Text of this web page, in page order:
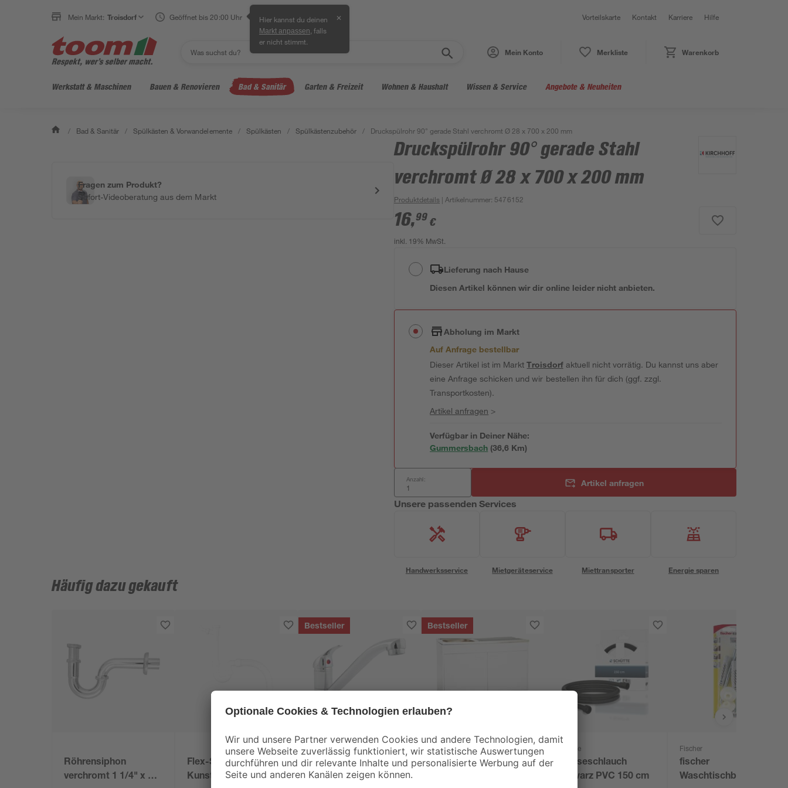
Mein Markt: Troisdorf Geöffnet bis 20:00 Uhr Hier kannst du deinen
Markt anpassen , falls
er nicht stimmt.
✕ Vorteilskarte Kontakt Karriere Hilfe
Mein Konto Merkliste Warenkorb
Werkstatt & Maschinen Bauen & Renovieren Bad & Sanitär Garten & Freizeit Wohnen & Haushalt Wissen & Service Angebote & Neuheiten
/ Bad & Sanitär / Spülkästen & Vorwandelemente / Spülkästen / Spülkästenzubehör / Druckspülrohr 90° gerade Stahl verchromt Ø 28 x 700 x 200 mm
Fragen zum Produkt?
Sofort-Videoberatung aus dem Markt
Druckspülrohr 90° gerade Stahl
verchromt Ø 28 x 700 x 200 mm
Produktdetails | Artikelnummer: 5476152
16,99 €
inkl. 19% MwSt.
Lieferung nach Hause
Diesen Artikel können wir dir online leider nicht anbieten.
Abholung im Markt
Auf Anfrage bestellbar
Dieser Artikel ist im MarktTroisdorfaktuell nicht vorrätig. Du kannst uns aber
eine Anfrage schicken und wir bestellen ihn für dich (ggf. zzgl.
Transportkosten).
Artikel anfragen >
Verfügbar in Deiner Nähe:
Gummersbach (36,6 Km)
Anzahl: Artikel anfragen
Unsere passenden Services
Handwerksservice Mietgeräteservice Miettransporter Energie sparen
Häufig dazu gekauft
Röhrensiphon
verchromt 1 1/4" x 32
Flex-Siphon
Kunststoff weiß 1 1/2'
Bestseller
B1
Spültischarmatur
'Carli' chromfarben
Bestseller
Respekta
Komplettspüle
Schütte
Brauseschlauch
schwarz PVC 150 cm
Fischer
fischer
Waschtischbefestigung